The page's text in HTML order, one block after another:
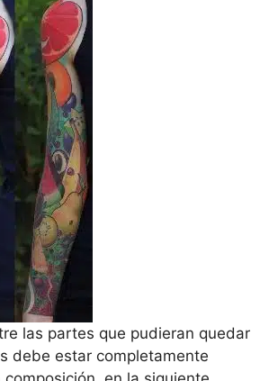
las partes que pudieran quedar
debe estar completamente